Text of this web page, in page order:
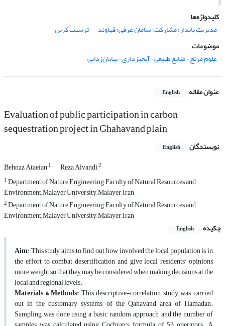
کلیدواژه‌ها
مدیریت پایدار؛ مشارکت؛ سامان عرفی؛ قهاوند
ترسیب کربن
موضوعات
علوم مرتع- منابع طبیعی- آبخیزداری- بیابان‌زدایی
عنوان مقاله English
Evaluation of public participation in carbon
sequestration project in Ghahavand plain
نویسندگان English
Behnaz Ataeian1 Reza Alvandi2
1Department of Nature Engineering, Faculty of Natural Resources and
Environment, Malayer University, Malayer, Iran
2Department of Nature Engineering, Faculty of Natural Resources and
Environment, Malayer University, Malayer, Iran
چکیده
English
Aim:This study aims to find out how involved the local population is in
the effort to combat desertification and give local residents' opinions
more weight so that they may be considered when making decisions at the
local and regional levels.
Materials & Methods:This descriptive-correlation study was carried
out in the customary systems of the Qahavand area of Hamadan.
Sampling was done using a basic random approach, and the number of